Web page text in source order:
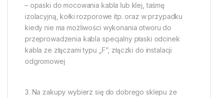
– opaski do mocowania kabla lub klej, taśmę
izolacyjną, kołki rozporowe itp. oraz w przypadku
kiedy nie ma możliwości wykonania otworu do
przeprowadzenia kabla specjalny płaski odcinek
kabla ze złączami typu „F”, złączki do instalacji
odgromowej
3. Na zakupy wybierz się do dobrego sklepu ze